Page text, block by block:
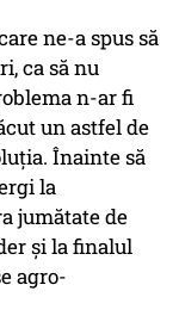
ne-a spus să
ca să nu
n-ar fi
un astfel de
Înainte să
la
jumătate de
şi la finalul
agro-